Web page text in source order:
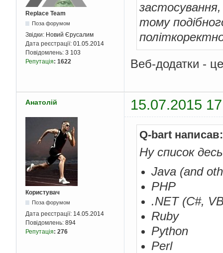
Replace Team
Поза форумом
Звідки: Новий Єрусалим
Дата реєстрації: 01.05.2014
Повідомлень: 3 103
Репутація: 1622
тому
Веб-додатки - це
Анатолій 15.07.2015
Користувач
Поза форумом
Дата реєстрації: 14.05.2014
Повідомлень: 894
Репутація: 276
Q-bart написав:
Ну список
Java (and
PHP
.NET (C#,
Ruby
Python
Perl